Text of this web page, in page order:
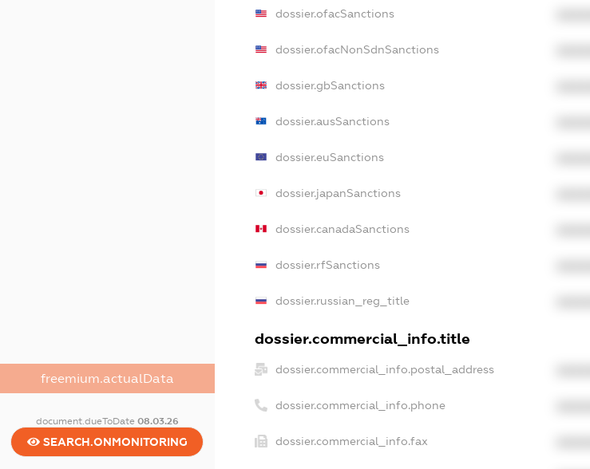
freemium.actualData
document.dueToDate 08.03.26
SEARCH.ONMONITORING
dossier.ofacSanctions
dossier.ofacNonSdnSanctions
dossier.gbSanctions
dossier.ausSanctions
dossier.euSanctions
dossier.japanSanctions
dossier.canadaSanctions
dossier.rfSanctions
dossier.russian_reg_title
dossier.commercial_info.title
dossier.commercial_info.postal_address
dossier.commercial_info.phone
dossier.commercial_info.fax